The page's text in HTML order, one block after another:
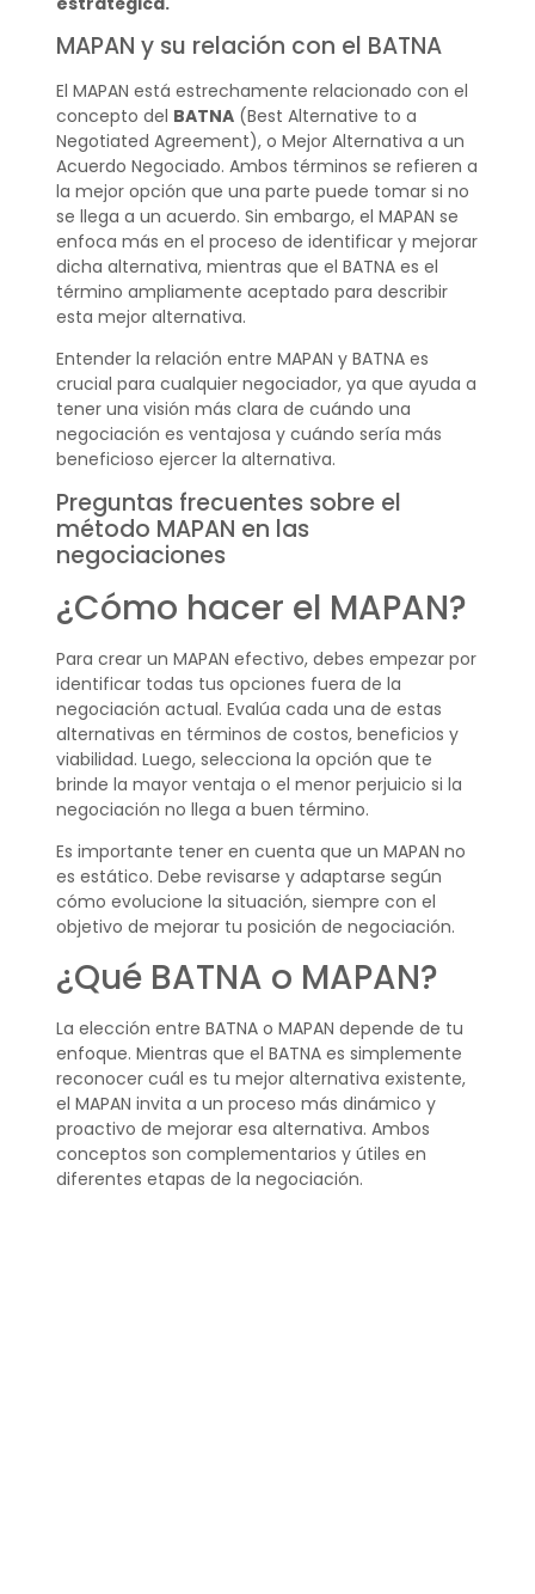
MAPAN y su relación con el BATNA
El MAPAN está estrechamente relacionado con el
concepto del BATNA(Best Alternative to a
Negotiated Agreement), o Mejor Alternativa a un
Acuerdo Negociado. Ambos términos se refieren a
la mejor opción que una parte puede tomar si no
se llega a un acuerdo. Sin embargo, el MAPAN se
enfoca más en el proceso de identificar y mejorar
dicha alternativa, mientras que el BATNA es el
término ampliamente aceptado para describir
esta mejor alternativa.
Entender la relación entre MAPAN y BATNA es
crucial para cualquier negociador, ya que ayuda a
tener una visión más clara de cuándo una
negociación es ventajosa y cuándo sería más
beneficioso ejercer la alternativa.
Preguntas frecuentes sobre el
método MAPAN en las
negociaciones
¿Cómo hacer el MAPAN?
Para crear un MAPAN efectivo, debes empezar por
identificar todas tus opciones fuera de la
negociación actual. Evalúa cada una de estas
alternativas en términos de costos, beneficios y
viabilidad. Luego, selecciona la opción que te
brinde la mayor ventaja o el menor perjuicio si la
negociación no llega a buen término.
Es importante tener en cuenta que un MAPAN no
es estático. Debe revisarse y adaptarse según
cómo evolucione la situación, siempre con el
objetivo de mejorar tu posición de negociación.
¿Qué BATNA o MAPAN?
La elección entre BATNA o MAPAN depende de tu
enfoque. Mientras que el BATNA es simplemente
reconocer cuál es tu mejor alternativa existente,
el MAPAN invita a un proceso más dinámico y
proactivo de mejorar esa alternativa. Ambos
conceptos son complementarios y útiles en
diferentes etapas de la negociación.